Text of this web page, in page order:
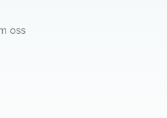
oss